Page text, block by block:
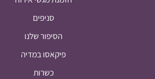
סניפים
הסיפור שלנו
פיקאסו במדיה
כשרות